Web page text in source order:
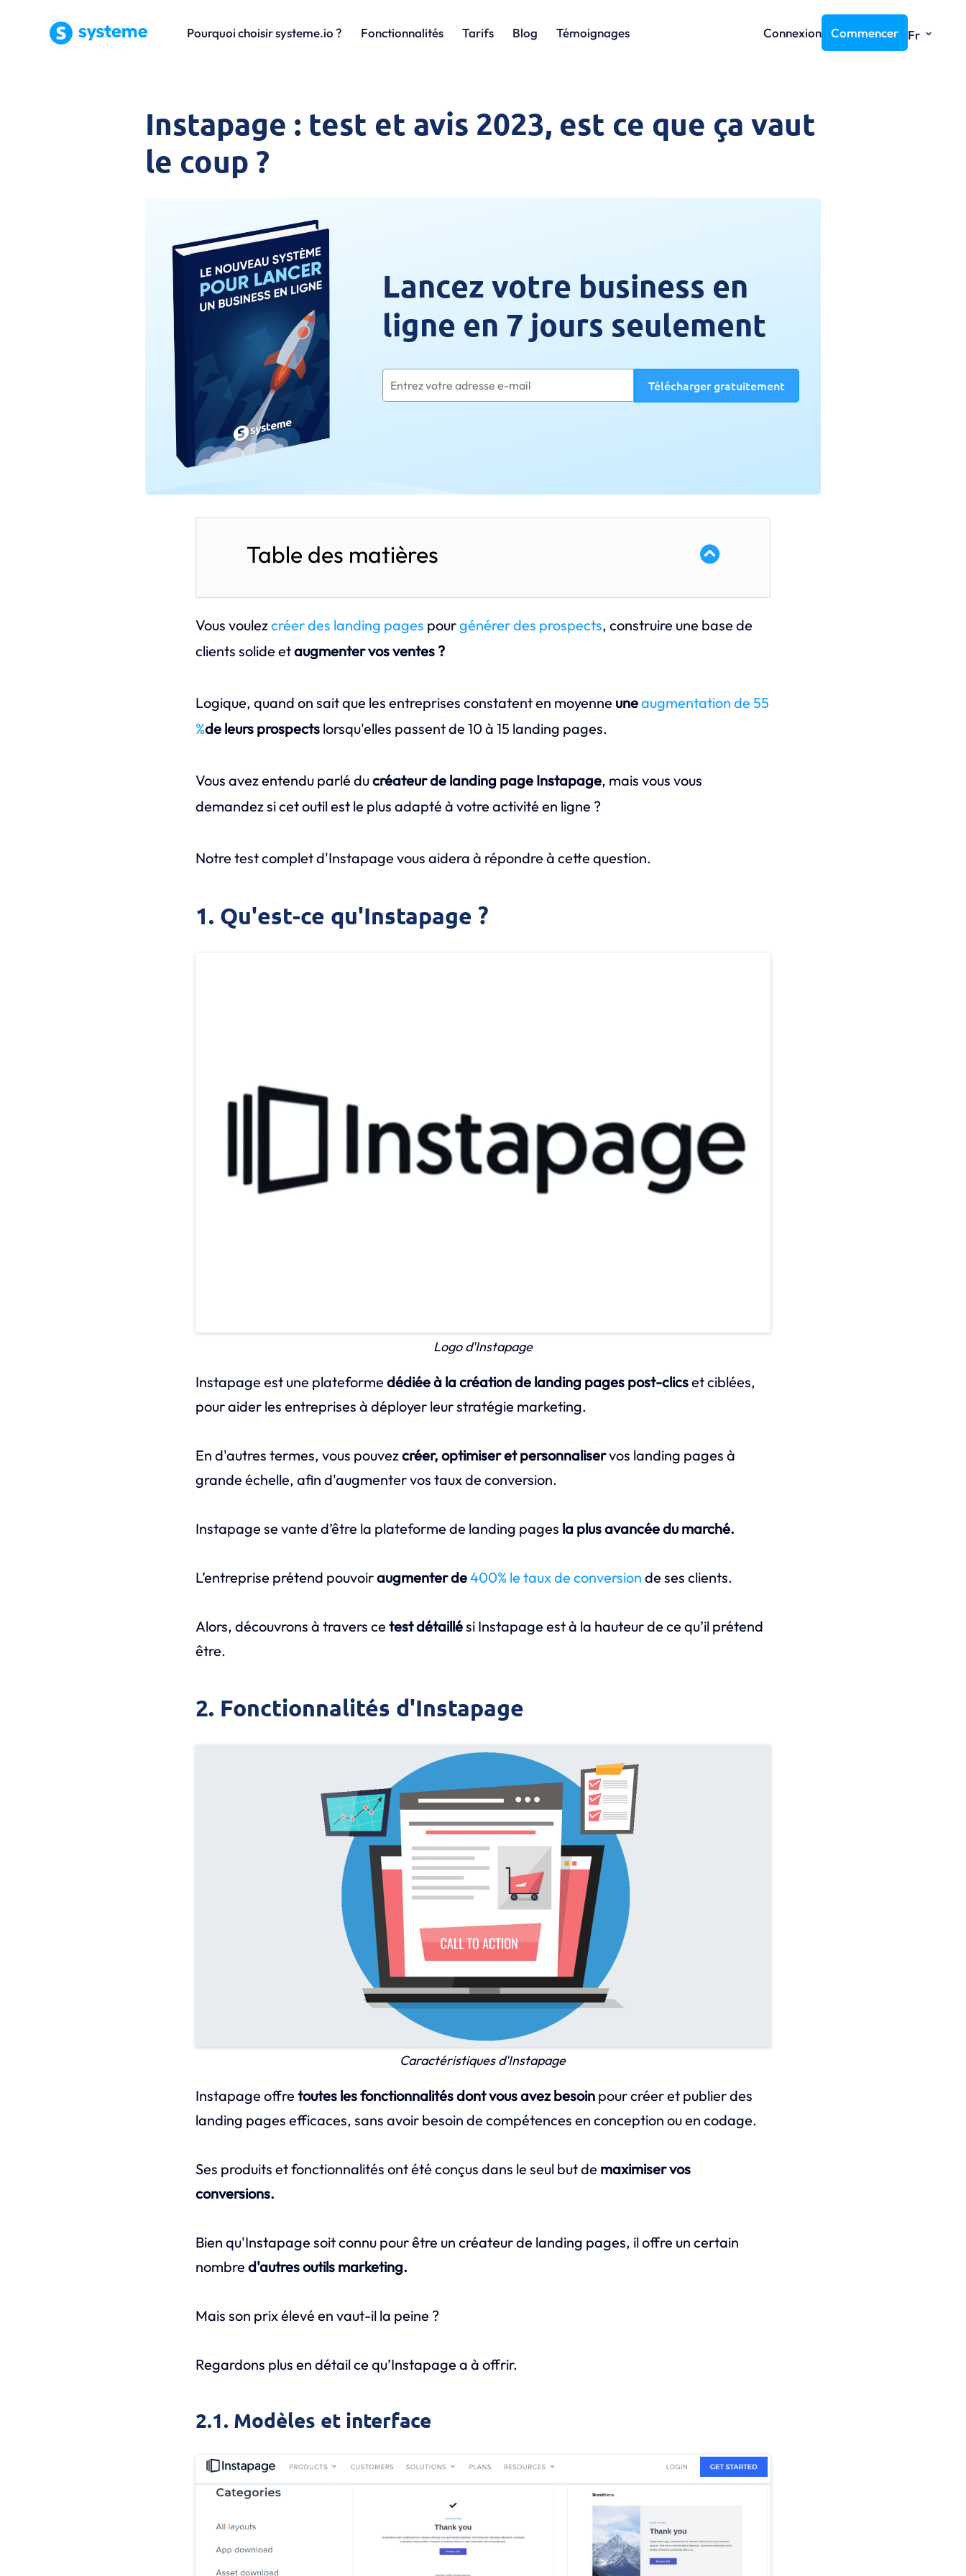
Pourquoi choisir systeme.io ? Fonctionnalités Tarifs Blog Témoignages Connexion Commencer Fr ⌄
Instapage : test et avis 2023, est ce que ça vaut
le coup ?
Lancez votre business en
ligne en 7 jours seulement
Télécharger gratuitement
Table des matières
Vous voulezcréer des landing pages pourgénérer des prospects, construire une base de
clients solide etaugmenter vos ventes ?
Logique, quand on sait que les entreprises constatent en moyenne uneaugmentation de 55
%de leurs prospectslorsqu'elles passent de 10 à 15 landing pages.
Vous avez entendu parlé ducréateur de landing page Instapage, mais vous vous
demandez si cet outil est le plus adapté à votre activité en ligne ?
Notre test complet d'Instapage vous aidera à répondre à cette question.
1. Qu'est-ce qu'Instapage ?
Logo d'Instapage
Instapage est une plateforme dédiée à la création de landing pages post-clicset ciblées,
pour aider les entreprises à déployer leur stratégie marketing.
En d'autres termes, vous pouvezcréer, optimiser et personnaliservos landing pages à
grande échelle, afin d'augmenter vos taux de conversion.
Instapage se vante d’être la plateforme de landing pages la plus avancée du marché.
L’entreprise prétend pouvoiraugmenter de400% le taux de conversion de ses clients.
Alors, découvrons à travers ce test détaillési Instapage est à la hauteur de ce qu’il prétend
être.
2. Fonctionnalités d'Instapage
Caractéristiques d'Instapage
Instapage offre toutes les fonctionnalités dont vous avez besoinpour créer et publier des
landing pages efficaces, sans avoir besoin de compétences en conception ou en codage.
Ses produits et fonctionnalités ont été conçus dans le seul but de maximiser vos
conversions.
Bien qu'Instapage soit connu pour être un créateur de landing pages, il offre un certain
nombre d'autres outils marketing.
Mais son prix élevé en vaut-il la peine ?
Regardons plus en détail ce qu’Instapage a à offrir.
2.1. Modèles et interface